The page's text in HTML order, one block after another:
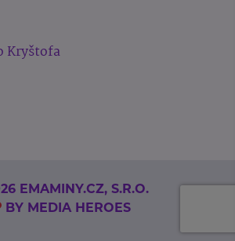
Kryštofa
EMAMINY.CZ, S.R.O.
BY MEDIA HEROES